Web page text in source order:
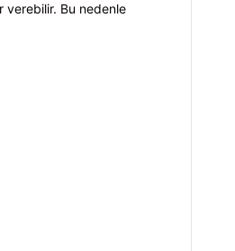
verebilir. Bu nedenle